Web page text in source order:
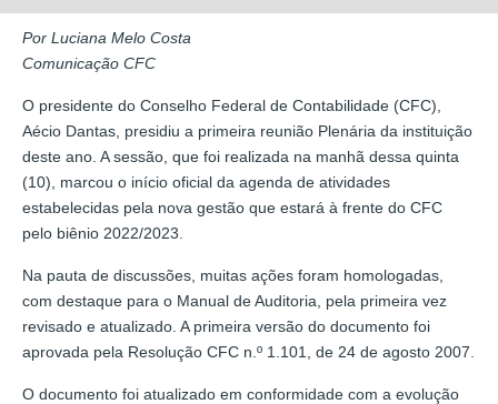
Por Luciana Melo Costa
Comunicação CFC
O presidente do Conselho Federal de Contabilidade (CFC),
Aécio Dantas, presidiu a primeira reunião Plenária da instituição
deste ano. A sessão, que foi realizada na manhã dessa quinta
(10), marcou o início oficial da agenda de atividades
estabelecidas pela nova gestão que estará à frente do CFC
pelo biênio 2022/2023.
Na pauta de discussões, muitas ações foram homologadas,
com destaque para o Manual de Auditoria, pela primeira vez
revisado e atualizado. A primeira versão do documento foi
aprovada pela Resolução CFC n.º 1.101, de 24 de agosto 2007.
O documento foi atualizado em conformidade com a evolução